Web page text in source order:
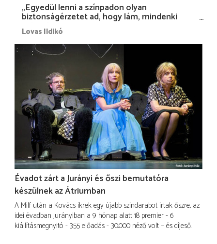
„Egyedül lenni a színpadon olyan
biztonságérzetet ad, hogy lám, mindenki
más nélkül is megvagyok magammal…”
Lovas Ildikó
Évadot zárt a Jurányi és őszi bemutatóra
készülnek az Átriumban
A Milf után a Kovács ikrek egy újabb színdarabot írtak őszre, az
idei évadban Jurányiban a 9 hónap alatt 18 premier - 6
kiállításmegnyitó - 355 előadás - 30.000 néző volt – és díjeső.